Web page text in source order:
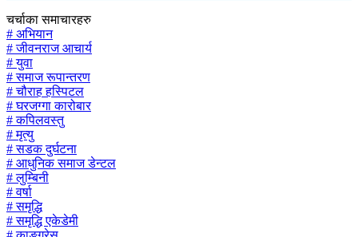
चर्चाका समाचारहरु
# अभियान
# जीवनराज आचार्य
# युवा
# समाज रूपान्तरण
# चौराह हस्पिटल
# घरजग्गा कारोबार
# कपिलवस्तु
# मृत्यु
# सडक दुर्घटना
# आधुनिक समाज डेन्टल
# लुम्बिनी
# वर्षा
# समृद्धि
# समृद्धि एकेडेमी